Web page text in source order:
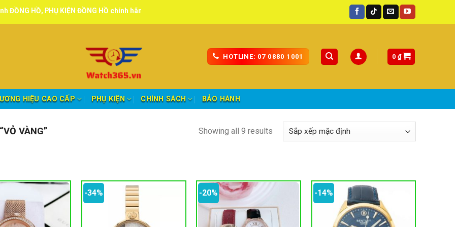
PHỤ KIỆN ĐỒNG HỒ chính hãng, tuyển đại lý, CTV giao hàng toàn quốc.
HOTLINE: 07 0880 1001 0 ₫
HIỆU CAO CẤP PHỤ KIỆN CHÍNH SÁCH BẢO HÀNH
VÀNG” Showing all 9 results
giá
-34% -20% -14%